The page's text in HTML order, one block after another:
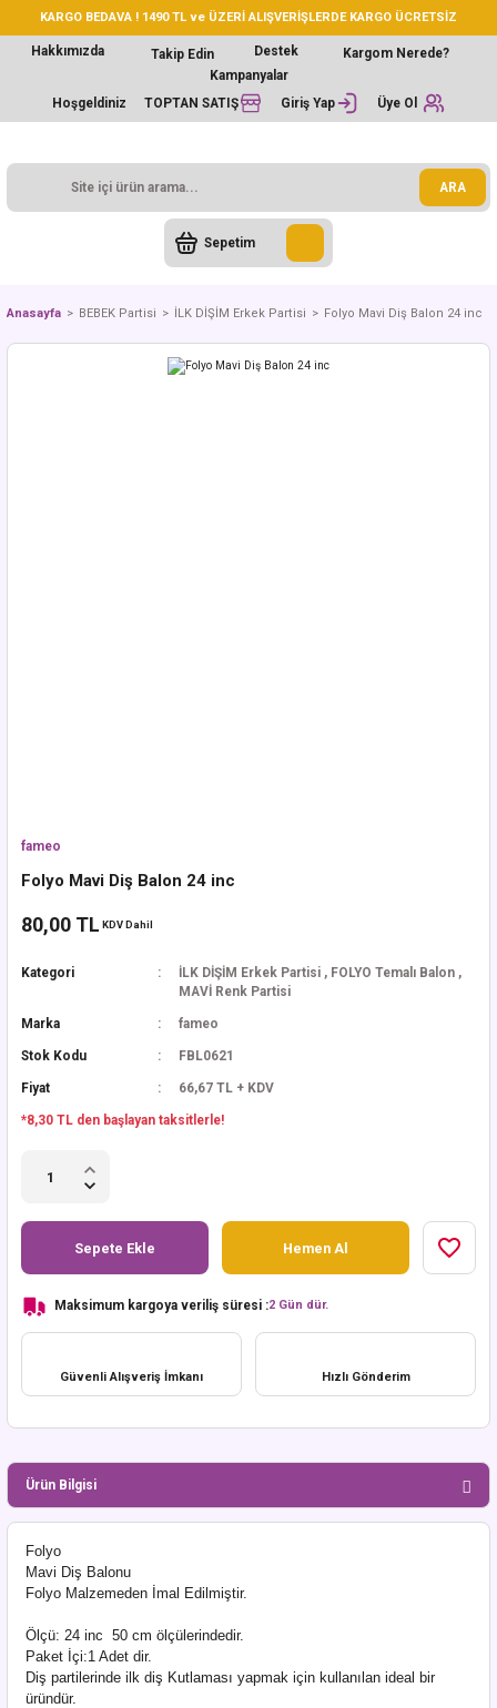
KARGO BEDAVA ! 1490 TL ve ÜZERİ ALIŞVERİŞLERDE KARGO ÜCRETSİZ
Hakkımızda Takip Edin Destek
Kargom Nerede?
Kampanyalar
Hoşgeldiniz
TOPTAN SATIŞ Giriş Yap Üye Ol
ARA
Sepetim
Anasayfa BEBEK Partisi İLK DİŞİM Erkek Partisi Folyo Mavi Diş Balon 24 inc
fameo
Folyo Mavi Diş Balon 24 inc
80,00 TL KDV Dahil
Kategori İLK DİŞİM Erkek Partisi , FOLYO Temalı Balon ,
MAVİ Renk Partisi
Marka fameo
Stok Kodu FBL0621
Fiyat 66,67 TL + KDV
*8,30 TL den başlayan taksitlerle!
Sepete Ekle Hemen Al
Maksimum kargoya veriliş süresi :2 Gün dür.
Güvenli Alışveriş İmkanı Hızlı Gönderim
Ürün Bilgisi
Folyo
Mavi Diş Balonu
Folyo Malzemeden İmal Edilmiştir.
Ölçü: 24 inc 50 cm ölçülerindedir.
Paket İçi:1 Adet dir.
Diş partilerinde ilk diş Kutlaması yapmak için kullanılan ideal bir
üründür.